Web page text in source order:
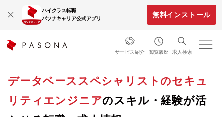
ハイクラス転職
パソナキャリア公式アプリ
無料インストール
サービス紹介 閲覧履歴 求人検索
データベーススペシャリストのセキュ
リティエンジニアのスキル・経験が活